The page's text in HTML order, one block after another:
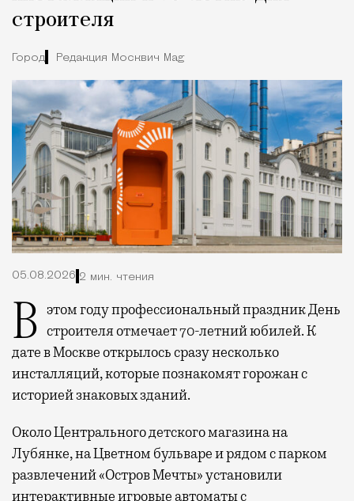
строителя
Город Редакция Москвич Mag
05.08.2026 2 мин. чтения
В этом году профессиональный праздник День строителя отмечает 70-летний юбилей. К
дате в Москве открылось сразу несколько
инсталляций, которые познакомят горожан с
историей знаковых зданий.
Около Центрального детского магазина на
Лубянке, на Цветном бульваре и рядом с парком
развлечений «Остров Мечты» установили
интерактивные игровые автоматы с